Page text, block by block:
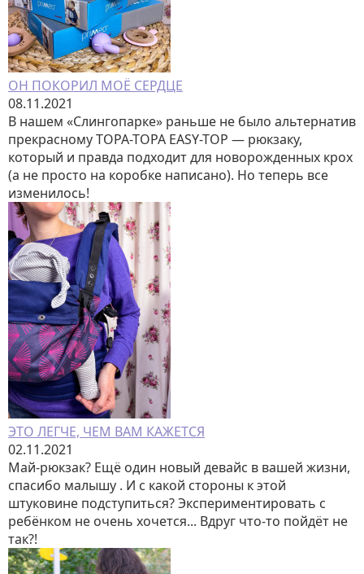
ОН ПОКОРИЛ МОЁ СЕРДЦЕ
08.11.2021
В нашем «Слингопарке» раньше не было альтернатив
прекрасному TOPA-TOPA EASY-TOP — рюкзаку,
который и правда подходит для новорожденных крох
(а не просто на коробке написано). Но теперь все
изменилось!
ЭТО ЛЕГЧЕ, ЧЕМ ВАМ КАЖЕТСЯ
02.11.2021
Май-рюкзак? Ещё один новый девайс в вашей жизни,
спасибо малышу . И с какой стороны к этой
штуковине подступиться? Экспериментировать с
ребёнком не очень хочется... Вдруг что-то пойдёт не
так?!